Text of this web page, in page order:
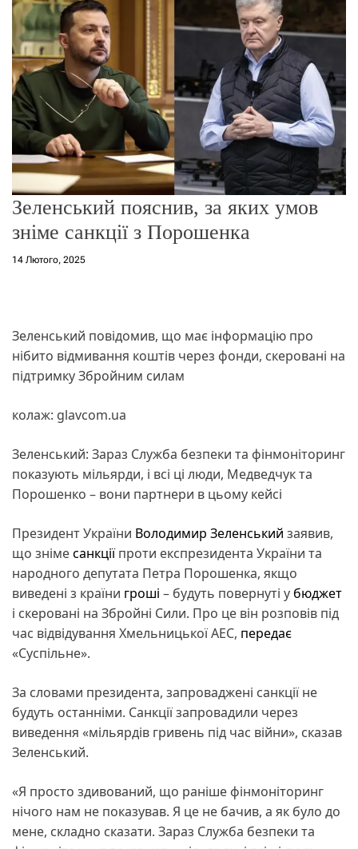
р
е
ж
и
м
Зеленський пояснив, за яких умов
зніме санкції з Порошенка
14 Лютого, 2025
Зеленський повідомив, що має інформацію про
нібито відмивання коштів через фонди, скеровані на
підтримку Збройним силам
колаж: glavcom.ua
Зеленський: Зараз Служба безпеки та фінмоніторинг
показують мільярди, і всі ці люди, Медведчук та
Порошенко – вони партнери в цьому кейсі
Президент України Володимир Зеленський заявив,
що знімесанкціїпроти експрезидента України та
народного депутата Петра Порошенка, якщо
виведені з країни гроші – будуть повернуті у бюджет
і скеровані на Збройні Сили. Про це він розповів під
час відвідування Хмельницької АЕС, передає
«Суспільне».
За словами президента, запроваджені санкції не
будуть останніми. Санкції запровадили через
виведення «мільярдів гривень під час війни», сказав
Зеленський.
«Я просто здивований, що раніше фінмоніторинг
нічого нам не показував. Я це не бачив, а як було до
мене, складно сказати. Зараз Служба безпеки та